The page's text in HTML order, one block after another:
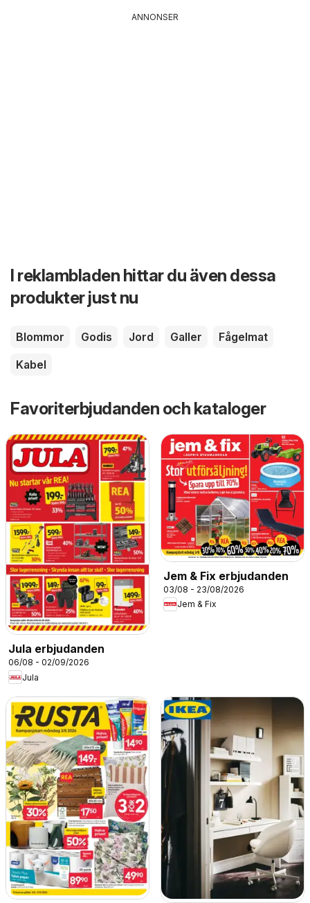
ANNONSER
I reklambladen hittar du även dessa
produkter just nu
Blommor Godis Jord Galler
Fågelmat
Kabel
Favoriterbjudanden och kataloger
Jula erbjudanden
06/08 - 02/09/2026
Jula
Jem & Fix erbjudanden
03/08 - 23/08/2026
Jem & Fix